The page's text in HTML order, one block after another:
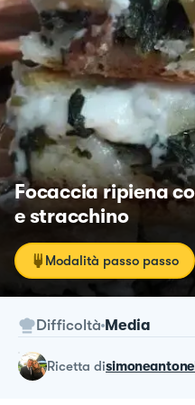
Focaccia ripiena
e stracchino
Modalità passo passo
Difficoltà Media
ricetta di